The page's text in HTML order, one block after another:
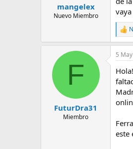
mangelex
Nuevo Miembro
R
e
a
c
i
o
n
e
s
F
FuturDra31
Miembro
5
este